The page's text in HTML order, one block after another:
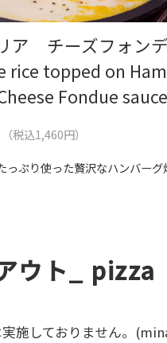
ア チーズフォン
rice topped on
Fondue
（税込1,460円）
っぷり使った贅沢なハンバーグ
ウト_ pizza
施しておりません。